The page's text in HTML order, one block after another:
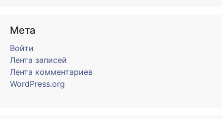
Мета
Войти
Лента записей
Лента комментариев
WordPress.org